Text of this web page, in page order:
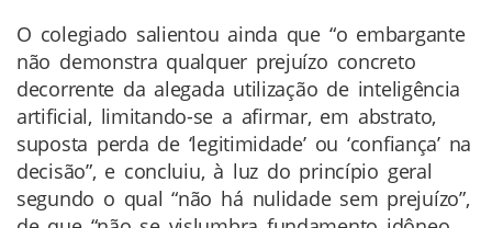
O colegiado salientou ainda que “o embargante
não demonstra qualquer prejuízo concreto
decorrente da alegada utilização de inteligência
artificial, limitando-se a afirmar, em abstrato,
suposta perda de ‘legitimidade’ ou ‘confiança’ na
decisão”, e concluiu, à luz do princípio geral
segundo o qual “não há nulidade sem prejuízo”,